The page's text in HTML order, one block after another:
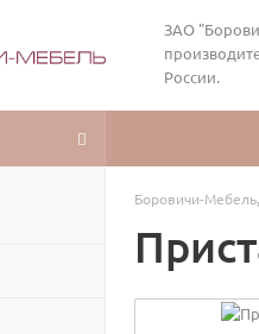
ЗАО
России.
Боровичи-